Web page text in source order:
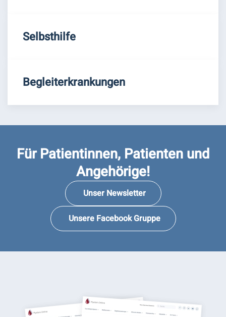
Selbsthilfe
Begleiterkrankungen
Für Patientinnen, Patienten und
Angehörige!
Unser Newsletter
Unsere Facebook Gruppe